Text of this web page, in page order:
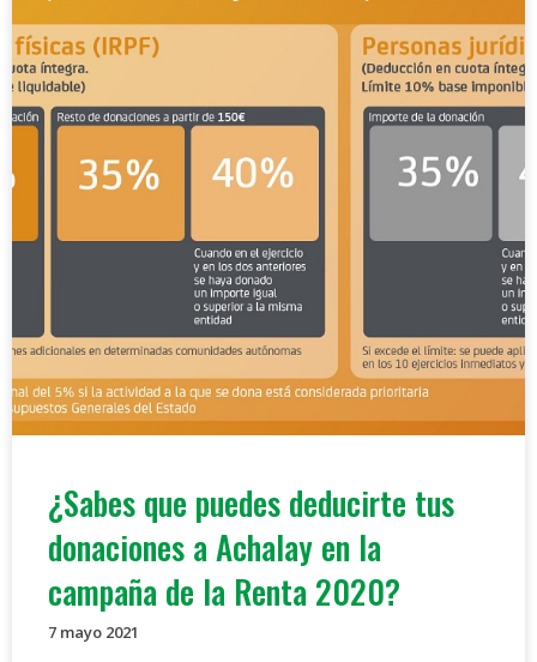
¿Sabes que puedes deducirte tus
donaciones a Achalay en la
campaña de la Renta 2020?
7 mayo 2021